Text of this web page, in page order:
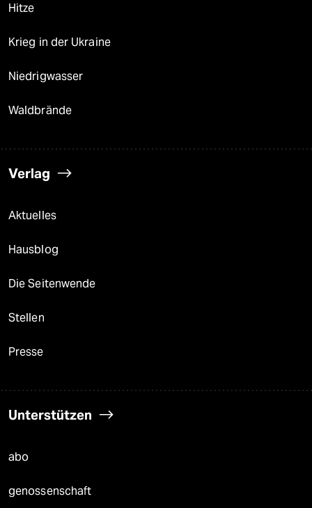
Hitze
Krieg in der Ukraine
Niedrigwasser
Waldbrände
Verlag
Aktuelles
Hausblog
Die Seitenwende
Stellen
Presse
Unterstützen
abo
genossenschaft